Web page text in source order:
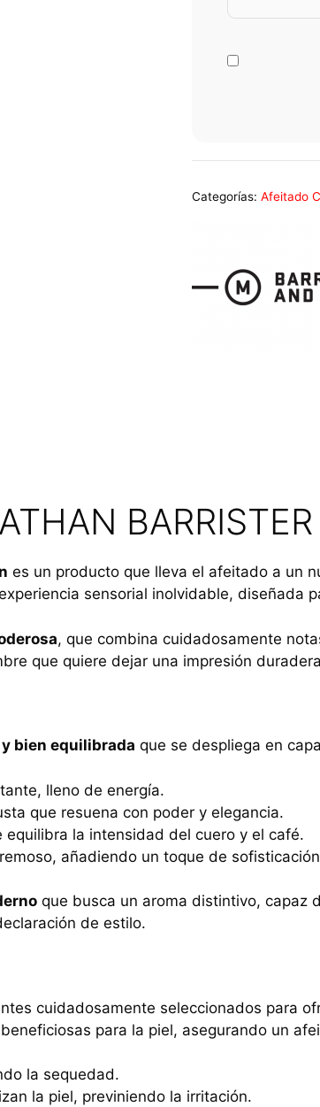
Categorías:Afeitado
es un producto que lleva el afeitado a un
sensorial inolvidable, diseñada
, que combina cuidadosamente
que quiere dejar una impresión
bien equilibrada que se despliega en
lleno de energía.
que resuena con poder y elegancia.
la intensidad del cuero y el café.
añadiendo un toque de
que busca un aroma distintivo, capaz
de estilo.
cuidadosamente seleccionados para
para la piel, asegurando un
la sequedad.
la piel, previniendo la irritación.